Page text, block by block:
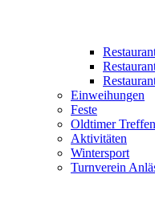
Einweihungen
Feste
Oldtimer Treffen
Aktivitäten
Wintersport
Turnverein